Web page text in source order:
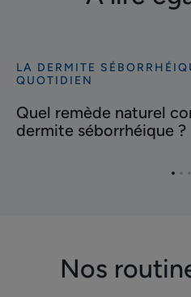
Découvrir
remède
naturel
LA DERMITE
QUOTIDIEN
Quel remède naturel
dermite séborrhéique ?
Nos